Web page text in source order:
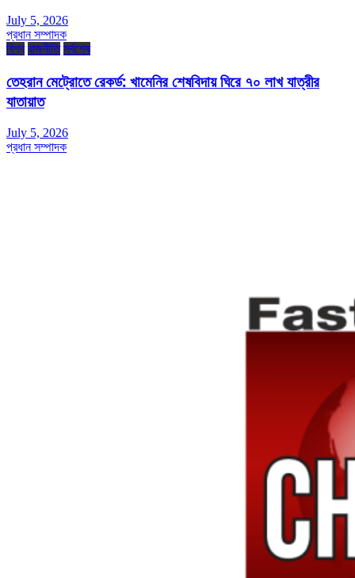
July 5, 2026
প্রধান সম্পাদক
বিশ্ব রাজনীতি সর্বশেষ
তেহরান মেট্রোতে রেকর্ড: খামেনির শেষবিদায় ঘিরে ৭০ লাখ যাত্রীর
যাতায়াত
July 5, 2026
প্রধান সম্পাদক